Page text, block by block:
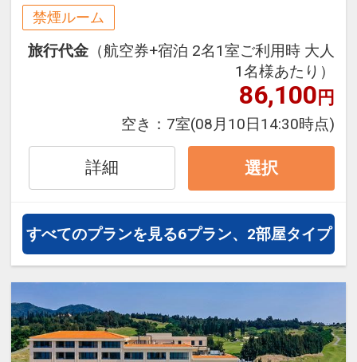
●朝食●
和洋ブッフェ
会場 1Ｆオールデイダイニング
時間 7:00～10:00(L.O.9:30)
禁煙ルーム
旅行代金 （航空券+宿泊 2名1室ご利用時 大人
1名様あたり）
86,100円
空き： 7室(08月10日14:30時点)
詳細 選択
すべてのプランを見る6プラン、2部屋タイプ